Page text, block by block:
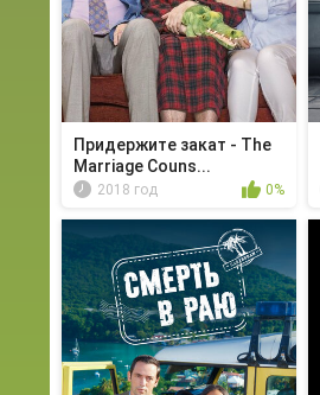
Придержите закат - The
Marriage Couns...
2018 год 0%